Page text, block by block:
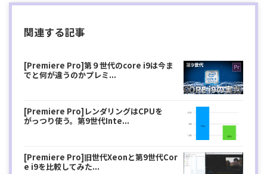
関連する記事
[Premiere Pro]第９世代のcore i9は今ま
でと何が違うのかプレミ...
[Premiere Pro]レンダリングはCPUを
がっつり使う。第9世代Inte...
[Premiere Pro]旧世代Xeonと第9世代Cor
e i9を比較してみた...